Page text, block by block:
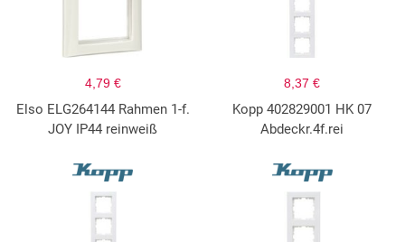
4,79 €
Elso ELG264144 Rahmen 1-f.
JOY IP44 reinweiß
8,37 €
Kopp 402829001 HK 07
Abdeckr.4f.rei